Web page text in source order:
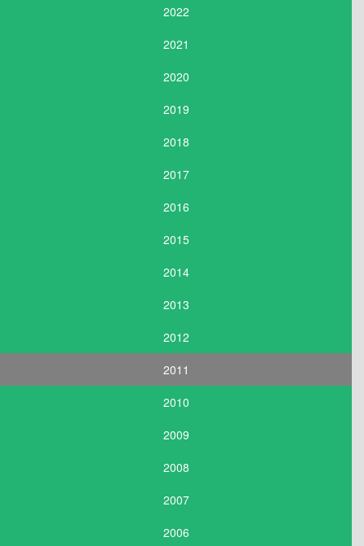
2022
2021
2020
2019
2018
2017
2016
2015
2014
2013
2012
2011
2010
2009
2008
2007
2006